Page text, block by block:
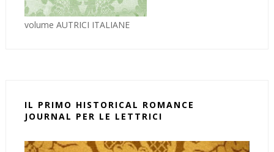
volume AUTRICI ITALIANE
IL PRIMO HISTORICAL ROMANCE
JOURNAL PER LE LETTRICI